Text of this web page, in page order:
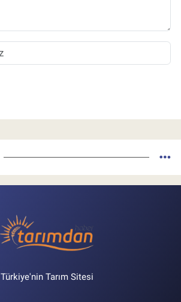
Türkiye'nin Tarım Sitesi